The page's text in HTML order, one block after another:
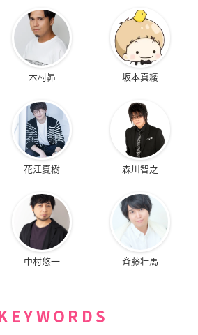
木村昴 坂本真綾
花江夏樹 森川智之
中村悠一 斉藤壮馬
KEYWORDS